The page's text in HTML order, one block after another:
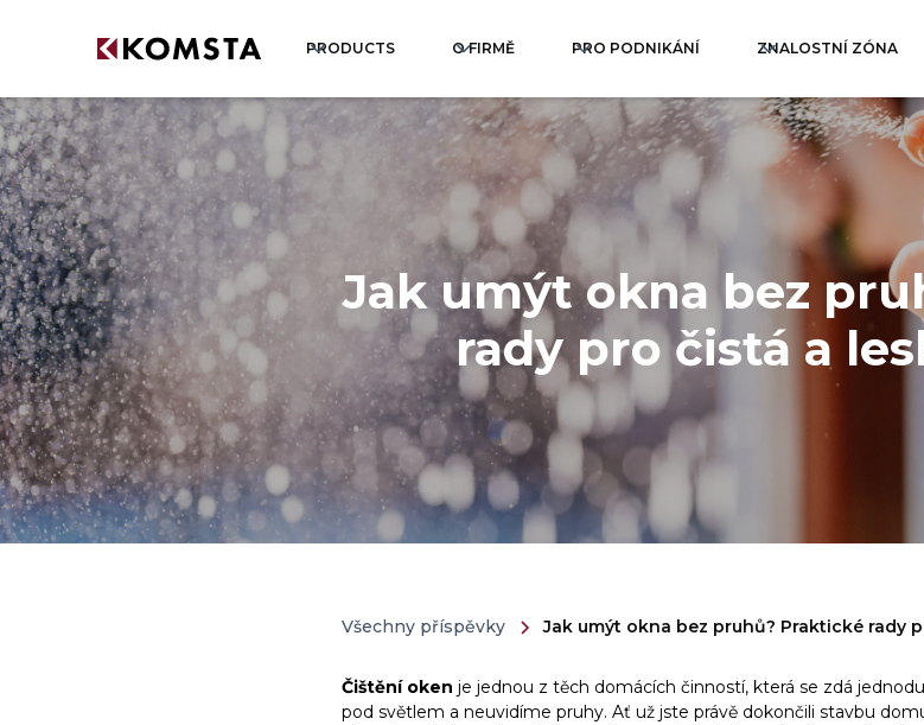
PRODUCTS O FIRMĚ PRO PODNIKÁNÍ ZNALOSTNÍ ZÓNA
Jak umýt okna bez
rady pro čistá a
Všechny příspěvky Jak umýt okna bez pruhů? Praktické rady
Čištění oken je jednou z těch domácích činností, která se zdá
pod světlem a neuvidíme pruhy. Ať už jste právě dokončili stavbu